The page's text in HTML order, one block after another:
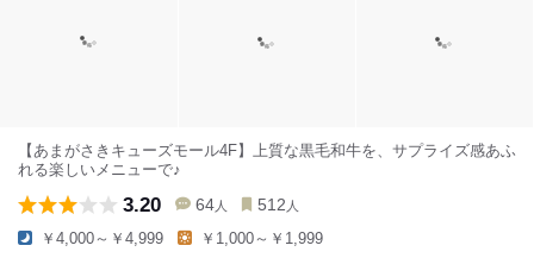
【あまがさきキューズモール4F】上質な黒毛和牛を、サプライズ感あふ
れる楽しいメニューで♪
3.20 64 人 512 人
￥4,000～￥4,999 ￥1,000～￥1,999